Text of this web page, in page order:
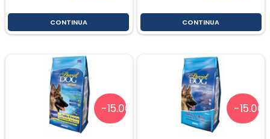
CONTINUA CONTINUA
-15.00% -